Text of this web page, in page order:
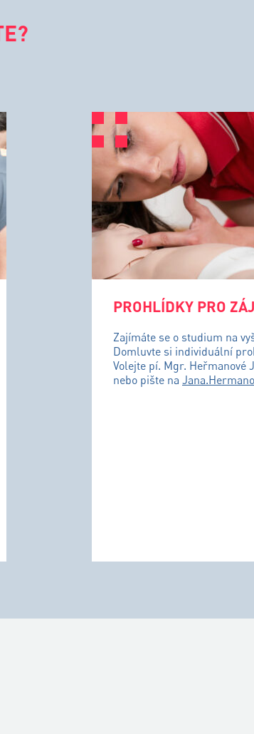
PROHLÍDKY PRO
Zajímáte se o studium na
Domluvte si individuální
Volejte pí. Mgr. Heřmanové
nebo pište na